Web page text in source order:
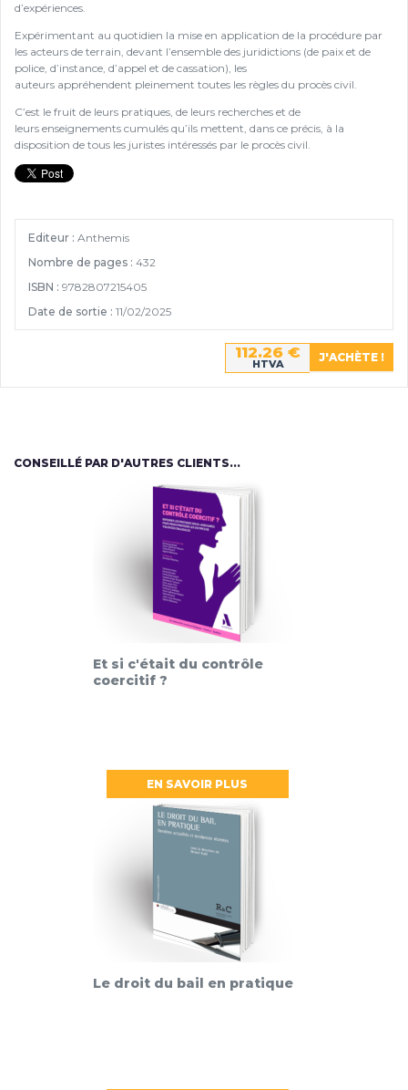
d’expériences.
Expérimentant au quotidien la mise en application de la procédure par
les acteurs de terrain, devant l’ensemble des juridictions (de paix et de
police, d’instance, d’appel et de cassation), les
auteurs appréhendent pleinement toutes les règles du procès civil.
C’est le fruit de leurs pratiques, de leurs recherches et de
leurs enseignements cumulés qu’ils mettent, dans ce précis, à la
disposition de tous les juristes intéressés par le procès civil.
Editeur : Anthemis
Nombre de pages : 432
ISBN : 9782807215405
Date de sortie : 11/02/2025
112.26 €
HTVA
CONSEILLÉ PAR D'AUTRES CLIENTS...
Et si c'était du contrôle
coercitif ?
EN SAVOIR PLUS
Le droit du bail en pratique